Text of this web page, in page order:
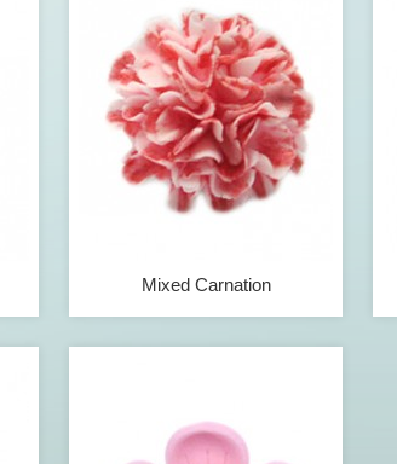
Mixed Carnation